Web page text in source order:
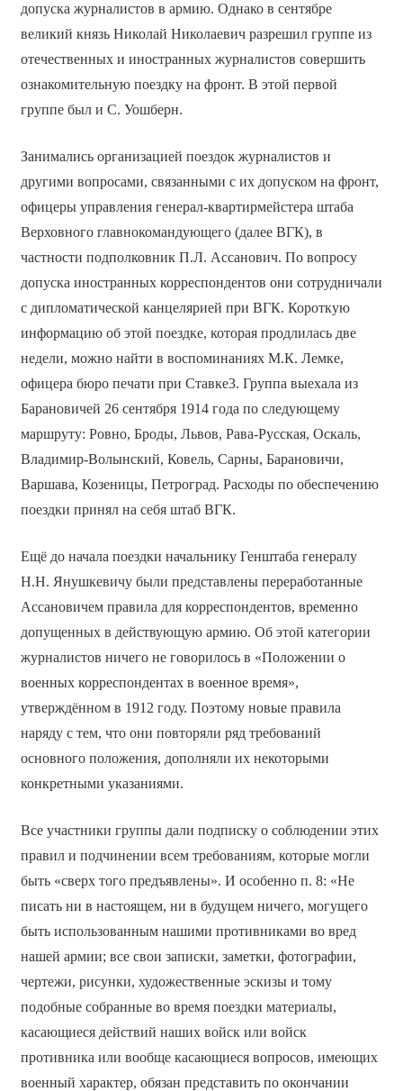
допуска журналистов в армию. Однако в сентябре
великий князь Николай Николаевич разрешил группе из
отечественных и иностранных журналистов совершить
ознакомительную поездку на фронт. В этой первой
группе был и С. Уошберн.
Занимались организацией поездок журналистов и
другими вопросами, связанными с их допуском на фронт,
офицеры управления генерал-квартирмейстера штаба
Верховного главнокомандующего (далее ВГК), в
частности подполковник П.Л. Ассанович. По вопросу
допуска иностранных корреспондентов они сотрудничали
с дипломатической канцелярией при ВГК. Короткую
информацию об этой поездке, которая продлилась две
недели, можно найти в воспоминаниях М.К. Лемке,
офицера бюро печати при Ставке3. Группа выехала из
Барановичей 26 сентября 1914 года по следующему
маршруту: Ровно, Броды, Львов, Рава-Русская, Оскаль,
Владимир-Волынский, Ковель, Сарны, Барановичи,
Варшава, Козеницы, Петроград. Расходы по обеспечению
поездки принял на себя штаб ВГК.
Ещё до начала поездки начальнику Генштаба генералу
Н.Н. Янушкевичу были представлены переработанные
Ассановичем правила для корреспондентов, временно
допущенных в действующую армию. Об этой категории
журналистов ничего не говорилось в «Положении о
военных корреспондентах в военное время»,
утверждённом в 1912 году. Поэтому новые правила
наряду с тем, что они повторяли ряд требований
основного положения, дополняли их некоторыми
конкретными указаниями.
Все участники группы дали подписку о соблюдении этих
правил и подчинении всем требованиям, которые могли
быть «сверх того предъявлены». И особенно п. 8: «Не
писать ни в настоящем, ни в будущем ничего, могущего
быть использованным нашими противниками во вред
нашей армии; все свои записки, заметки, фотографии,
чертежи, рисунки, художественные эскизы и тому
подобные собранные во время поездки материалы,
касающиеся действий наших войск или войск
противника или вообще касающиеся вопросов, имеющих
военный характер, обязан представить по окончании